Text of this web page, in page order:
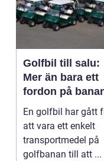
Golfbil till salu:
Mer än bara ett
fordon på
En golfbil har gått
att vara ett enkelt
transportmedel på
golfbanan till att ...